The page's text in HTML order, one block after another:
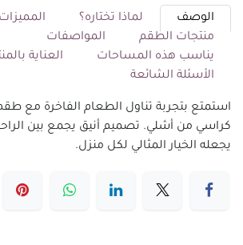
الوصف لماذا تختاره؟
المميزات
منتجات الطقم
المواصفات
يناسب هذه المساحات
العناية
الأسئلة الشائعة
كراسي من أشلي. تصميم أنيق يجمع بين
يجعله الخيار المثالي لكل منزل.